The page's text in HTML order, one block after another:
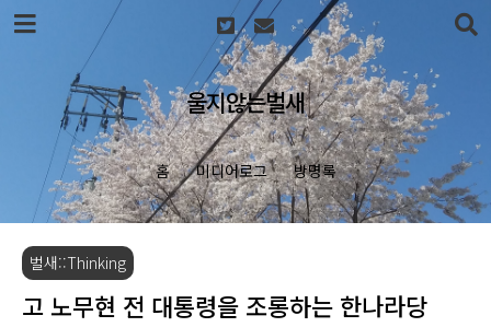
본문 바로가기
울지않는벌새
홈 미디어로그 방명록
벌새::Thinking
고 노무현 전 대통령을 조롱하는 한나라당